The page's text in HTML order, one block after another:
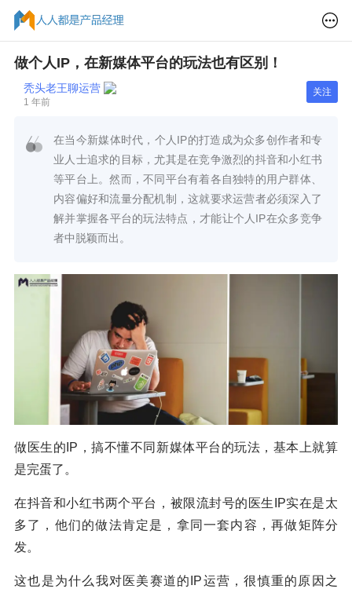
做个人IP，在新媒体平台的玩法也有区别！
秃头老王聊运营
1 年前
关注
在当今新媒体时代，个人IP的打造成为众多创作者和专
业人士追求的目标，尤其是在竞争激烈的抖音和小红书
等平台上。然而，不同平台有着各自独特的用户群体、
内容偏好和流量分配机制，这就要求运营者必须深入了
解并掌握各平台的玩法特点，才能让个人IP在众多竞争
者中脱颖而出。
做医生的IP，搞不懂不同新媒体平台的玩法，基本上就算
是完蛋了。
在抖音和小红书两个平台，被限流封号的医生IP实在是太
多了，他们的做法肯定是，拿同一套内容，再做矩阵分
发。
这也是为什么我对医美赛道的IP运营，很慎重的原因之